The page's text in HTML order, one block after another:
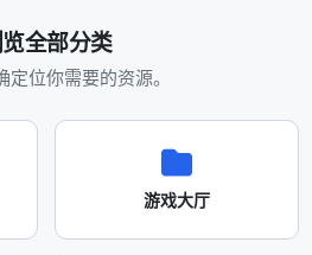
全部分类
定位你需要的资源。
游戏大厅